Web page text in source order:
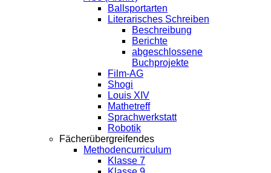
Ballsportarten
Literarisches Schreiben
Beschreibung
Berichte
abgeschlossene
Buchprojekte
Film-AG
Shogi
Louis XIV
Mathetreff
Sprachwerkstatt
Robotik
Fächerübergreifendes
Methodencurriculum
Klasse 7